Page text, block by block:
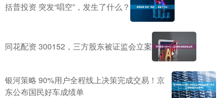
括普投资 突发“唱空”，发生了什么？
同花配资 300152，三方股东被证监会立案
银河策略 90%用户全程线上决策完成交易！京
东公布国民好车成绩单